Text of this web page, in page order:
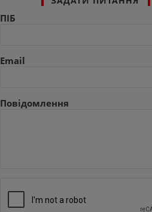
ПІБ
Email
Повідомлення